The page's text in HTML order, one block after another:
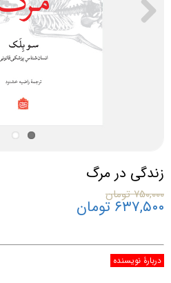
زندگی در مرگ
۷۵۰,۰۰۰ تومان
۶۳۷,۵۰۰ تومان
دربارۀ نویسنده